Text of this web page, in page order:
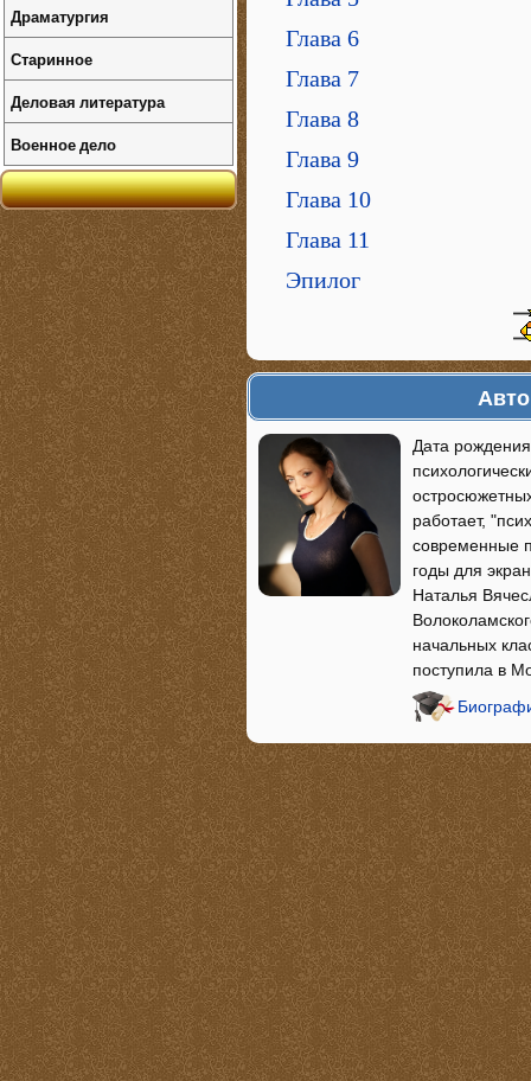
Глава 6
Глава 7
Глава 8
Глава 9
Глава 10
Глава 11
Эпилог
Дата
работает,
современные
годы для
Наталья
начальных
поступила в
Драматургия
Старинное
Деловая литература
Военное дело